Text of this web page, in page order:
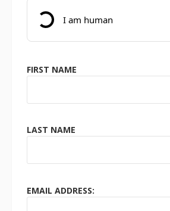
FIRST NAME
LAST NAME
EMAIL ADDRESS: